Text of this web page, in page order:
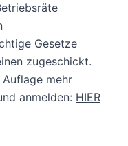
Gesetze
zugeschickt.
mehr
anmelden: HIER